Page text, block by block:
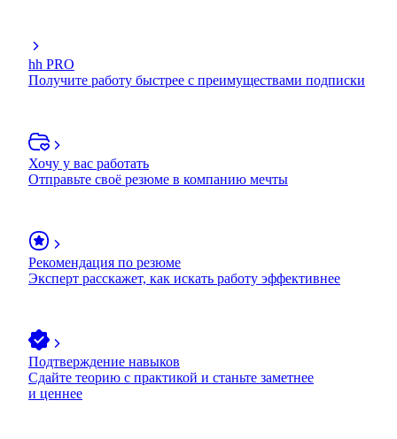
hh PRO
Получите работу быстрее с преимуществами подписки
Хочу у вас работать
Отправьте своё резюме в компанию мечты
Рекомендация по резюме
Эксперт расскажет, как искать работу эффективнее
Подтверждение навыков
Сдайте теорию с практикой и станьте заметнее
и ценнее